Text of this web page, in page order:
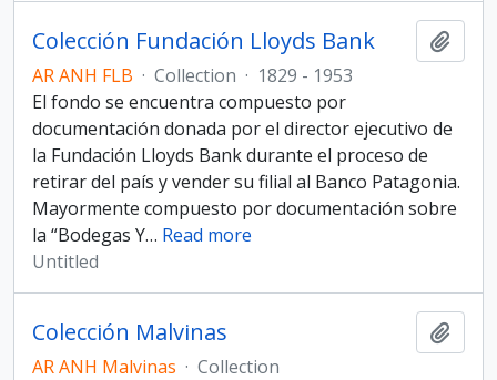
Colección Fundación Lloyds Bank
AR ANH FLB · Collection · 1829 - 1953
El fondo se encuentra compuesto por
documentación donada por el director ejecutivo de
la Fundación Lloyds Bank durante el proceso de
retirar del país y vender su filial al Banco Patagonia.
Mayormente compuesto por documentación sobre
la “Bodegas Y… Read more
Untitled
Colección Malvinas
AR ANH Malvinas · Collection